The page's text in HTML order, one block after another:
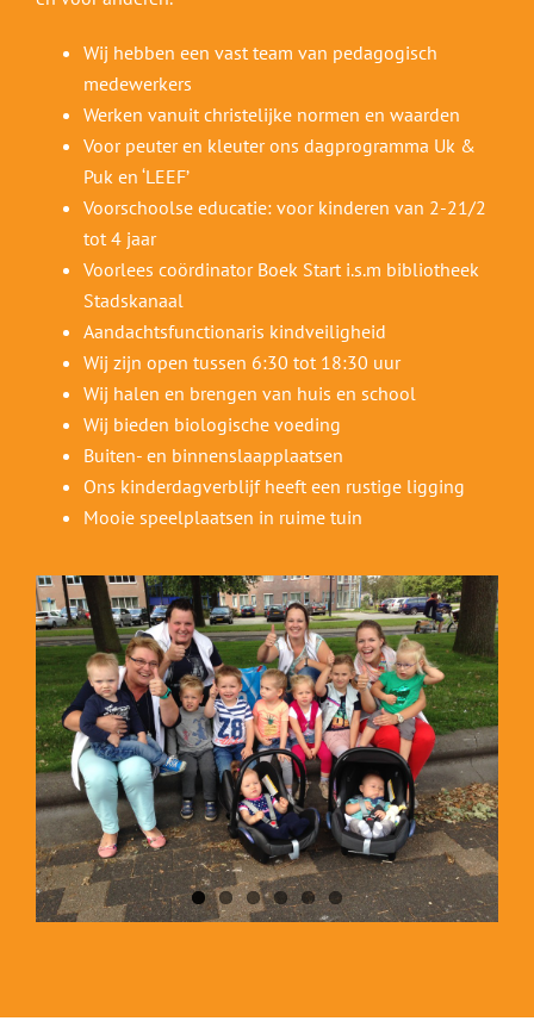
Wij hebben een vast team van pedagogisch
medewerkers
Werken vanuit christelijke normen en waarden
Voor peuter en kleuter ons dagprogramma Uk &
Puk en ‘LEEF’
Voorschoolse educatie: voor kinderen van 2-21/2
tot 4 jaar
Voorlees coördinator Boek Start i.s.m bibliotheek
Stadskanaal
Aandachtsfunctionaris kindveiligheid
Wij zijn open tussen 6:30 tot 18:30 uur
Wij halen en brengen van huis en school
Wij bieden biologische voeding
Buiten- en binnenslaapplaatsen
Ons kinderdagverblijf heeft een rustige ligging
Mooie speelplaatsen in ruime tuin